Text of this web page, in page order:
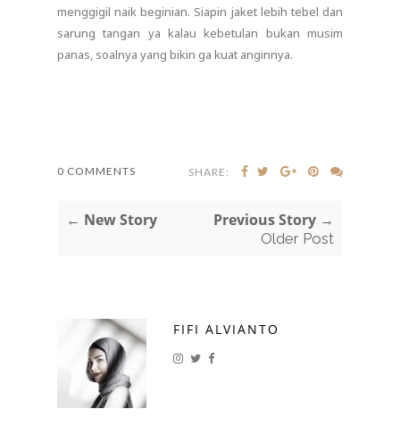
menggigil naik beginian. Siapin jaket lebih tebel dan
sarung tangan ya kalau kebetulan bukan musim
panas, soalnya yang bikin ga kuat anginnya.
0 COMMENTS SHARE:
← New Story Previous Story →
Older Post
FIFI ALVIANTO